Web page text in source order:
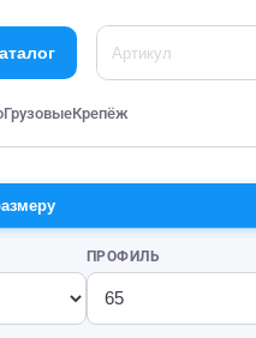
ГрузовыеКрепёж
ПРОФИЛЬ